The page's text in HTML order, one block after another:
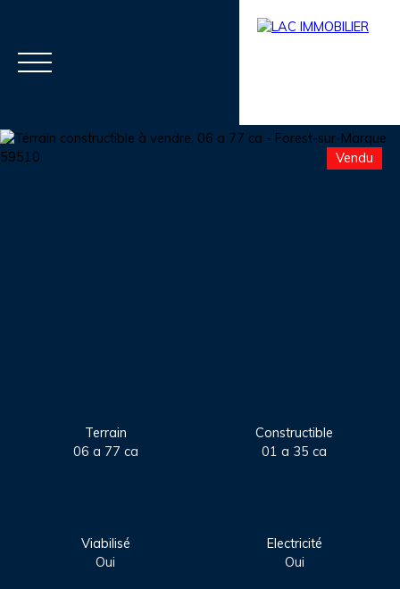
Vendu
Terrain
06 a 77 ca
Constructible
01 a 35 ca
Viabilisé
Oui
Electricité
Oui